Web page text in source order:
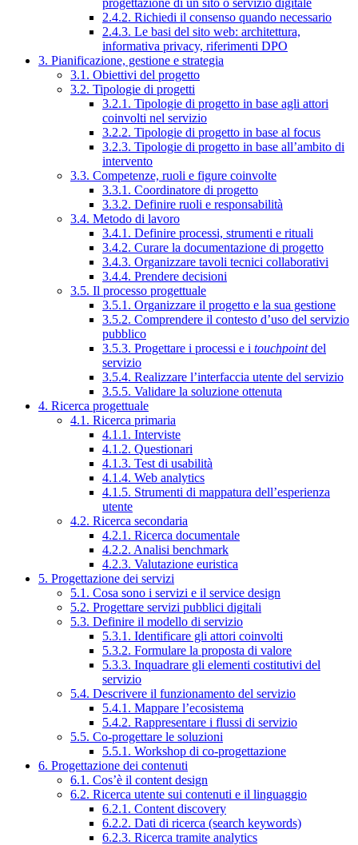
progettazione di un sito o servizio digitale
2.4.2. Richiedi il consenso quando necessario
2.4.3. Le basi del sito web: architettura,
informativa privacy, riferimenti DPO
3. Pianificazione, gestione e strategia
3.1. Obiettivi del progetto
3.2. Tipologie di progetti
3.2.1. Tipologie di progetto in base agli attori
coinvolti nel servizio
3.2.2. Tipologie di progetto in base al focus
3.2.3. Tipologie di progetto in base all’ambito di
intervento
3.3. Competenze, ruoli e figure coinvolte
3.3.1. Coordinatore di progetto
3.3.2. Definire ruoli e responsabilità
3.4. Metodo di lavoro
3.4.1. Definire processi, strumenti e rituali
3.4.2. Curare la documentazione di progetto
3.4.3. Organizzare tavoli tecnici collaborativi
3.4.4. Prendere decisioni
3.5. Il processo progettuale
3.5.1. Organizzare il progetto e la sua gestione
3.5.2. Comprendere il contesto d’uso del servizio
pubblico
3.5.3. Progettare i processi e i touchpointdel
servizio
3.5.4. Realizzare l’interfaccia utente del servizio
3.5.5. Validare la soluzione ottenuta
4. Ricerca progettuale
4.1. Ricerca primaria
4.1.1. Interviste
4.1.2. Questionari
4.1.3. Test di usabilità
4.1.4. Web analytics
4.1.5. Strumenti di mappatura dell’esperienza
utente
4.2. Ricerca secondaria
4.2.1. Ricerca documentale
4.2.2. Analisi benchmark
4.2.3. Valutazione euristica
5. Progettazione dei servizi
5.1. Cosa sono i servizi e il service design
5.2. Progettare servizi pubblici digitali
5.3. Definire il modello di servizio
5.3.1. Identificare gli attori coinvolti
5.3.2. Formulare la proposta di valore
5.3.3. Inquadrare gli elementi costitutivi del
servizio
5.4. Descrivere il funzionamento del servizio
5.4.1. Mappare l’ecosistema
5.4.2. Rappresentare i flussi di servizio
5.5. Co-progettare le soluzioni
5.5.1. Workshop di co-progettazione
6. Progettazione dei contenuti
6.1. Cos’è il content design
6.2. Ricerca utente sui contenuti e il linguaggio
6.2.1. Content discovery
6.2.2. Dati di ricerca (search keywords)
6.2.3. Ricerca tramite analytics